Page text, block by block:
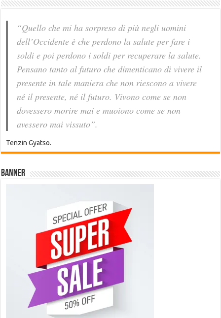
“Quello che mi ha sorpreso di più negli uomini
dell’Occidente è che perdono la salute per fare i
soldi e poi perdono i soldi per recuperare la salute.
Pensano tanto al futuro che dimenticano di vivere il
presente in tale maniera che non riescono a vivere
né il presente, né il futuro. Vivono come se non
dovessero morire mai e muoiono come se non
avessero mai vissuto”.
Tenzin Gyatso.
Banner